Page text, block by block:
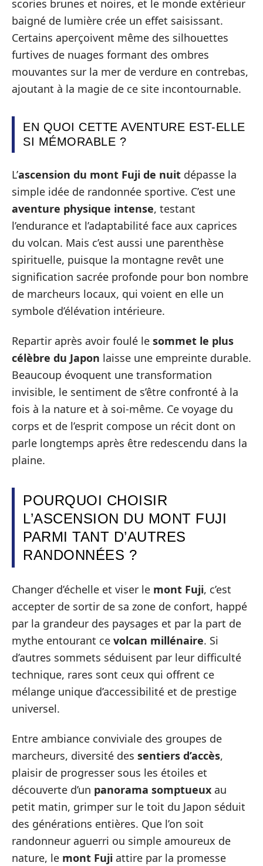
scories brunes et noires, et le monde extérieur
baigné de lumière crée un effet saisissant.
Certains aperçoivent même des silhouettes
furtives de nuages formant des ombres
mouvantes sur la mer de verdure en contrebas,
ajoutant à la magie de ce site incontournable.
EN QUOI CETTE AVENTURE EST-ELLE
SI MÉMORABLE ?
L’ascension du mont Fuji de nuit dépasse la
simple idée de randonnée sportive. C’est une
aventure physique intense, testant
l’endurance et l’adaptabilité face aux caprices
du volcan. Mais c’est aussi une parenthèse
spirituelle, puisque la montagne revêt une
signification sacrée profonde pour bon nombre
de marcheurs locaux, qui voient en elle un
symbole d’élévation intérieure.
Repartir après avoir foulé le sommet le plus
célèbre du Japon laisse une empreinte durable.
Beaucoup évoquent une transformation
invisible, le sentiment de s’être confronté à la
fois à la nature et à soi-même. Ce voyage du
corps et de l’esprit compose un récit dont on
parle longtemps après être redescendu dans la
plaine.
POURQUOI CHOISIR
L’ASCENSION DU MONT FUJI
PARMI TANT D’AUTRES
RANDONNÉES ?
Changer d’échelle et viser le mont Fuji, c’est
accepter de sortir de sa zone de confort, happé
par la grandeur des paysages et par la part de
mythe entourant ce volcan millénaire. Si
d’autres sommets séduisent par leur difficulté
technique, rares sont ceux qui offrent ce
mélange unique d’accessibilité et de prestige
universel.
Entre ambiance conviviale des groupes de
marcheurs, diversité des sentiers d’accès,
plaisir de progresser sous les étoiles et
découverte d’un panorama somptueux au
petit matin, grimper sur le toit du Japon séduit
des générations entières. Que l’on soit
randonneur aguerri ou simple amoureux de
nature, le mont Fuji attire par la promesse